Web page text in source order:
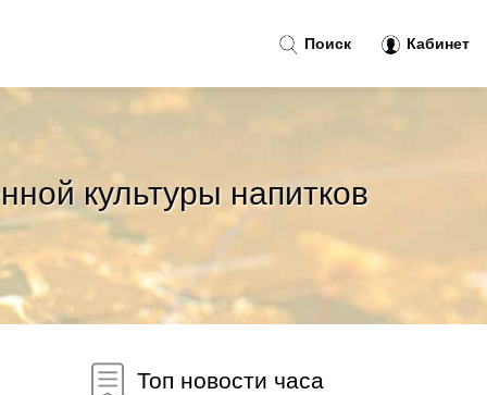
культуры напитков
Топ новости часа
Поиск Кабинет